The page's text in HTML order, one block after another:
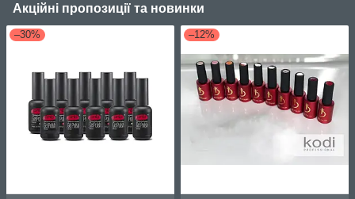
Акційні пропозиції та новинки
–30% –12%